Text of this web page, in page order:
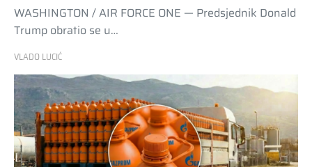
WASHINGTON / AIR FORCE ONE — Predsjednik Donald
Trump obratio se u…
VLADO LUCIĆ